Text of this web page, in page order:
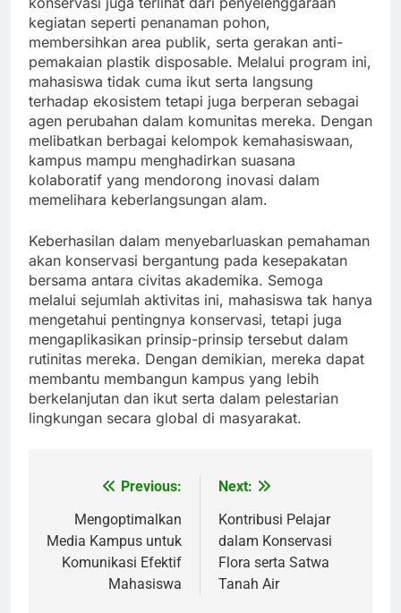
kegiatan seperti penanaman pohon,
membersihkan area publik, serta gerakan anti-
pemakaian plastik disposable. Melalui program ini,
mahasiswa tidak cuma ikut serta langsung
terhadap ekosistem tetapi juga berperan sebagai
agen perubahan dalam komunitas mereka. Dengan
melibatkan berbagai kelompok kemahasiswaan,
kampus mampu menghadirkan suasana
kolaboratif yang mendorong inovasi dalam
memelihara keberlangsungan alam.
Keberhasilan dalam menyebarluaskan pemahaman
akan konservasi bergantung pada kesepakatan
bersama antara civitas akademika. Semoga
melalui sejumlah aktivitas ini, mahasiswa tak hanya
mengetahui pentingnya konservasi, tetapi juga
mengaplikasikan prinsip-prinsip tersebut dalam
rutinitas mereka. Dengan demikian, mereka dapat
membantu membangun kampus yang lebih
berkelanjutan dan ikut serta dalam pelestarian
lingkungan secara global di masyarakat.
navigation
Previous:
Mengoptimalkan
Media Kampus untuk
Komunikasi Efektif
Mahasiswa
Next:
Kontribusi Pelajar
dalam Konservasi
Flora serta Satwa
Tanah Air